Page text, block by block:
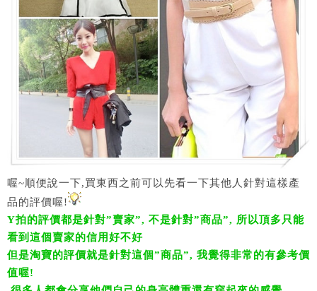
喔~順便說一下,買東西之前可以先看一下其他人針對這樣產
品的評價喔!
Y拍的評價都是針對”賣家”, 不是針對”商品”, 所以頂多只能
看到這個賣家的信用好不好
但是淘寶的評價就是針對這個”商品”, 我覺得非常的有參考價
值喔!